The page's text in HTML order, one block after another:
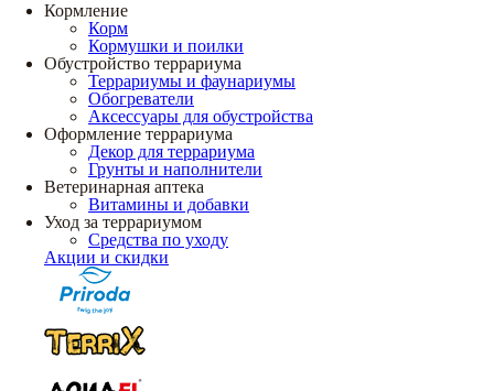
Кормление
Корм
Кормушки и поилки
Обустройство террариума
Террариумы и фаунариумы
Обогреватели
Аксессуары для обустройства
Оформление террариума
Декор для террариума
Грунты и наполнители
Ветеринарная аптека
Витамины и добавки
Уход за террариумом
Средства по уходу
Акции и скидки